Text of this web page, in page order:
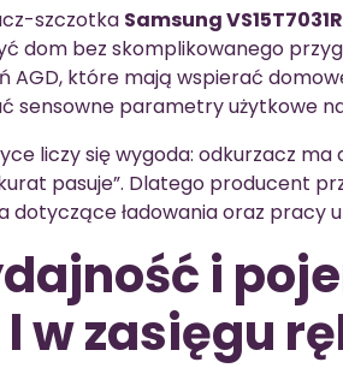
szczotka Samsung
dom bez skomplikowanego
AGD, które mają wspierać
sensowne parametry użytkowe
liczy się wygoda: odkurzacz ma
pasuje”. Dlatego producent
dotyczące ładowania oraz pracy
i
w zasięgu